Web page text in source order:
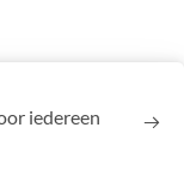
iedereen